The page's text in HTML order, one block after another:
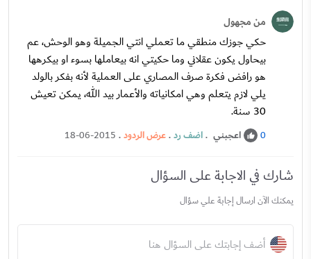
من مجهول
حكي جوزك منطقي ما تعملي انتي الجميلة وهو الوحش، عم
بيحاول يكون عقلاني وما حكيتي انه بيعاملها بسوء او بيكرهها
هو رافض فكرة صرف المصاري على العملية لأنه بفكر بالولد
يلي لازم يتعلم وهي امكانياته والأعمار بيد الله، يمكن تعيش
30 سنة.
0 اعجبني .اضف رد.عرض الردود.
18-06-2015
شارك في الاجابة على السؤال
يمكنك الآن ارسال إجابة علي سؤال
أضف إجابتك على السؤال هنا